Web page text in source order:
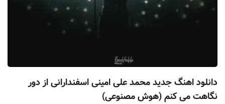
دانلود اهنگ جدید محمد علی امینی اسفندارانی از دور
نگاهت می کنم (هوش مصنوعی)